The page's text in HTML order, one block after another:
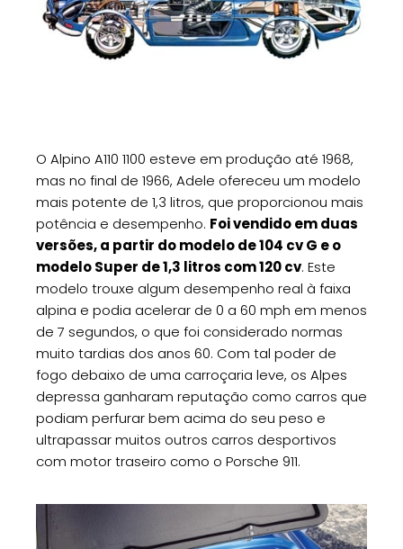
O Alpino A110 1100 esteve em produção até 1968,
mas no final de 1966, Adele ofereceu um modelo
mais potente de 1,3 litros, que proporcionou mais
potência e desempenho. Foi vendido em duas
versões, a partir do modelo de 104 cv G e o
modelo Super de 1,3 litros com 120 cv. Este
modelo trouxe algum desempenho real à faixa
alpina e podia acelerar de 0 a 60 mph em menos
de 7 segundos, o que foi considerado normas
muito tardias dos anos 60. Com tal poder de
fogo debaixo de uma carroçaria leve, os Alpes
depressa ganharam reputação como carros que
podiam perfurar bem acima do seu peso e
ultrapassar muitos outros carros desportivos
com motor traseiro como o Porsche 911.